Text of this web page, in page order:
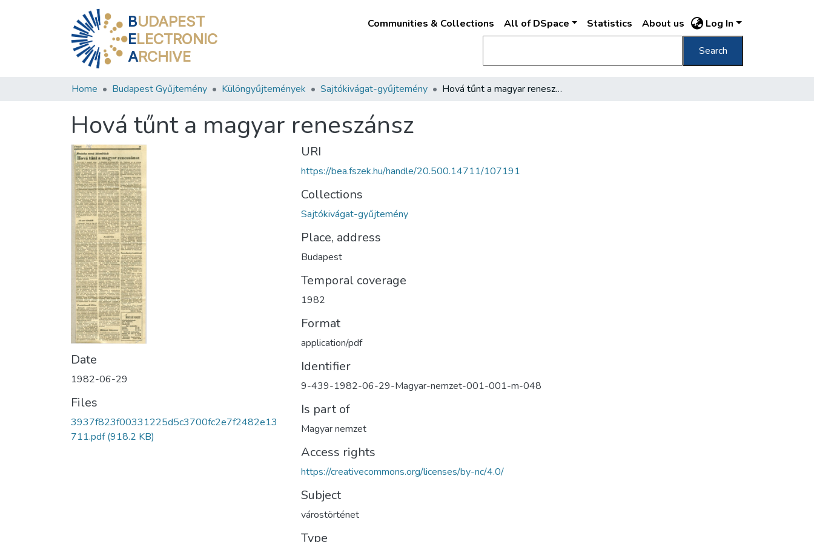
BUDAPEST
ELECTRONIC
ARCHIVE
Communities & Collections All of DSpace Statistics About us Log In
Search
Home Budapest Gyűjtemény Különgyűjtemények Sajtókivágat-gyűjtemény Hová tűnt a magyar reneszánsz
Hová tűnt a magyar reneszánsz
Date
1982-06-29
Files
3937f823f00331225d5c3700fc2e7f2482e13
711.pdf(918.2 KB)
URI
https://bea.fszek.hu/handle/20.500.14711/107191
Collections
Sajtókivágat-gyűjtemény
Place, address
Budapest
Temporal coverage
1982
Format
application/pdf
Identifier
9-439-1982-06-29-Magyar-nemzet-001-001-m-048
Is part of
Magyar nemzet
Access rights
https://creativecommons.org/licenses/by-nc/4.0/
Subject
várostörténet
Type